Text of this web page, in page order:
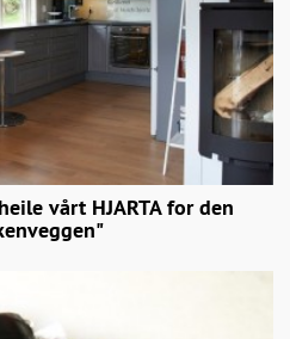
vårt HJARTA for den